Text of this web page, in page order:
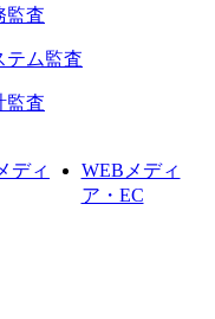
監査
テム監査
監査
ディ
WEBメディ
ア・EC